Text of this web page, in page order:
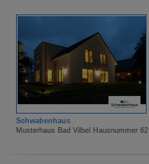
Schwabenhaus
Musterhaus Bad Vilbel Hausnummer 62